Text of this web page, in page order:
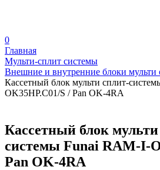
0
Главная
Мульти-сплит системы
Внешние и внутренние блоки мульти
Кассетный блок мульти сплит-
OK35HP.C01/S / Pan OK-4RA
Кассетный блок
системы Funai RAM-I-
Pan OK-4RA